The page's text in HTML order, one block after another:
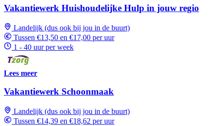
Vakantiewerk Huishoudelijke Hulp in jouw regio
Landelijk (dus ook bij jou in de buurt)
Tussen €13,50 en €17,00 per uur
1 - 40 uur per week
Lees meer
Vakantiewerk Schoonmaak
Landelijk (dus ook bij jou in de buurt)
Tussen €14,39 en €18,62 per uur